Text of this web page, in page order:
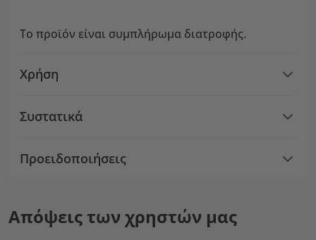
Το προϊόν είναι συμπλήρωμα διατροφής.
Χρήση
Συστατικά
Προειδοποιήσεις
Απόψεις των χρηστών μας